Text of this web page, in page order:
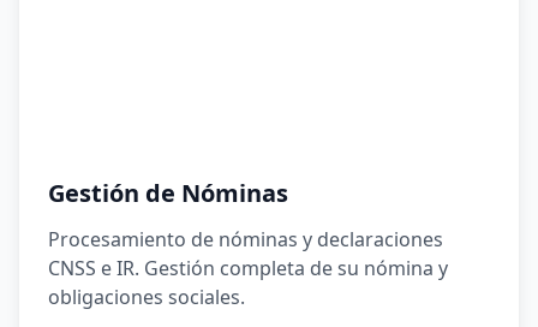
Gestión de Nóminas
Procesamiento de nóminas y declaraciones
CNSS e IR. Gestión completa de su nómina y
obligaciones sociales.